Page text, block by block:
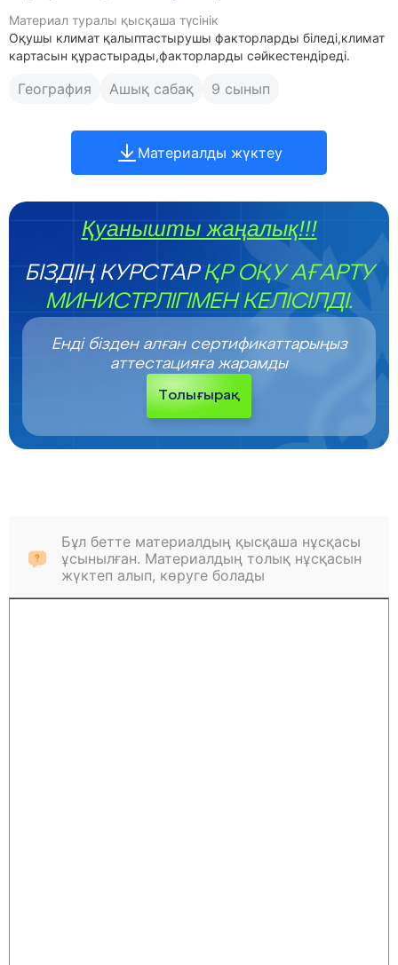
Материал туралы қысқаша түсінік
Оқушы климат қалыптастырушы факторларды біледі,климат
картасын құрастырады,факторларды сәйкестендіреді.
География Ашық сабақ 9 сынып
Материалды жүктеу
Қуанышты жаңалық!!!
БІЗДІҢ КУРСТАРҚР ОҚУ АҒАРТУ
МИНИСТРЛІГІМЕН КЕЛІСІЛДІ.
Енді бізден алған сертификаттарыңыз
аттестацияға жарамды
Толығырақ
Бұл бетте материалдың қысқаша нұсқасы
ұсынылған. Материалдың толық нұсқасын
жүктеп алып, көруге болады